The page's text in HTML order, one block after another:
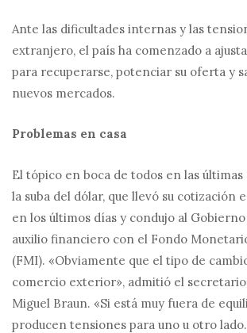
Ante las dificultades internas y las
extranjero, el país ha comenzado a
para recuperarse, potenciar su oferta y
nuevos mercados.
Problemas en casa
El tópico en boca de todos en las últimas
la suba del dólar, que llevó su cotización
en los últimos días y condujo al
auxilio financiero con el Fondo
(FMI). «Obviamente que el tipo de
comercio exterior», admitió el
Miguel Braun. «Si está muy fuera de
producen tensiones para uno u otro